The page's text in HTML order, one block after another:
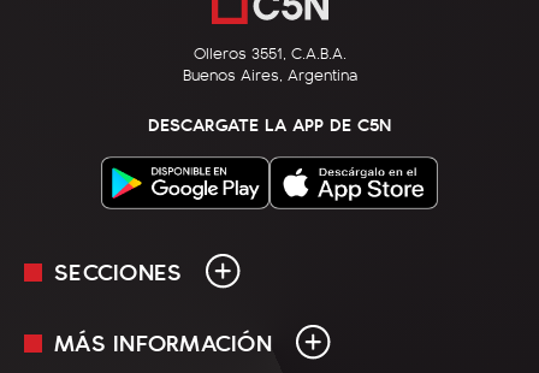
Olleros 3551, C.A.B.A.
Buenos Aires, Argentina
DESCARGATE LA APP DE C5N
SECCIONES
En Vivo
MÁS INFORMACIÓN